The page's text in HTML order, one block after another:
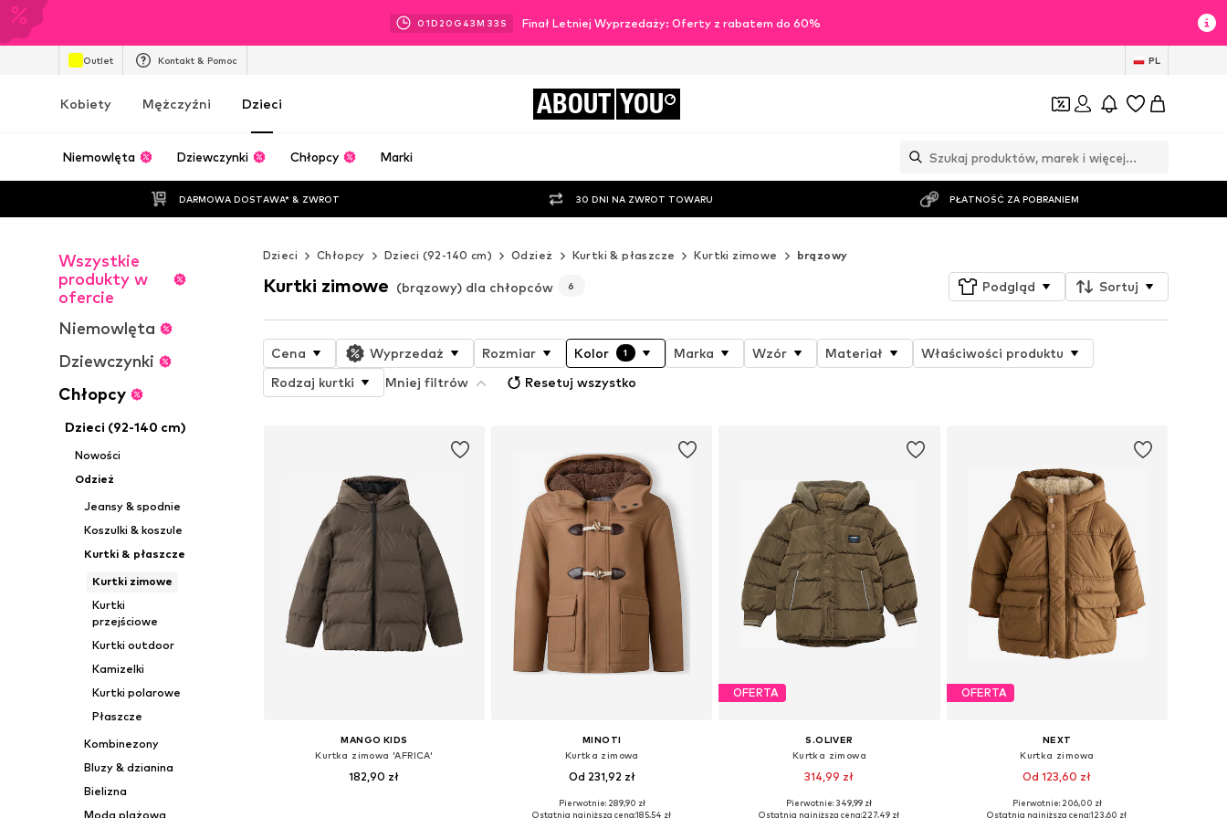
01D 20 G 43M 32 S Finał Letniej Wyprzedaży: Oferty z rabatem do 60%
Outlet Kontakt & Pomoc PL
Kobiety Mężczyźni Dzieci ABOUT YOU
Niemowlęta Dziewczynki Chłopcy Marki
DARMOWA DOSTAWA* & ZWROT 30 DNI NA ZWROT TOWARU PŁATNOŚĆ ZA POBRANIEM
Wszystkie
produkty w
ofercie
Niemowlęta
Dziewczynki
Chłopcy
Dzieci (92-140 cm)
Nowości
Odzież
Jeansy & spodnie
Koszulki & koszule
Kurtki & płaszcze
Kurtki zimowe
Kurtki
przejściowe
Kurtki outdoor
Kamizelki
Kurtki polarowe
Płaszcze
Kombinezony
Bluzy & dzianina
Bielizna
Moda plażowa
Dzieci Chłopcy Dzieci (92-140 cm) Odzież Kurtki & płaszcze Kurtki zimowe brązowy
Kurtki zimowe (brązowy) dla chłopców 6 Podgląd Sortuj
Cena Wyprzedaż Rozmiar Kolor 1 Marka Wzór Materiał
Właściwości produktu
Rodzaj kurtki
Mniej filtrów Resetuj wszystko
MANGO KIDS
Kurtka zimowa 'AFRICA'
182,90 zł
MINOTI
Kurtka zimowa
Od 231,92 zł
Dostępne w różnych rozmiarach
Pierwotnie: 289,90 zł
Ostatnia najniższa cena:185,54 zł
OFERTA
S.OLIVER
Kurtka zimowa
314,99 zł
Dostępne w różnych rozmiarach
Pierwotnie: 349,99 zł
Ostatnia najniższa cena:227,49 zł
OFERTA
NEXT
Kurtka zimowa
Od 123,60 zł
Dostępne rozmiary: 86, 92, 104, 110, 122
Pierwotnie: 206,00 zł
Ostatnia najniższa cena:123,60 zł